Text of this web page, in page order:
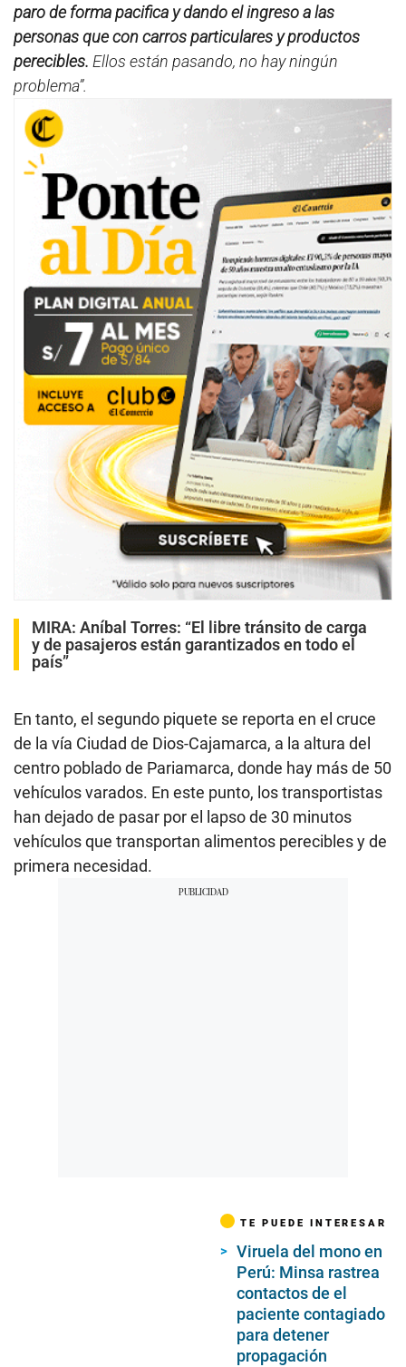
n
d
s
paro de forma pacifica y dando el ingreso a las
personas que con carros particulares y productos
perecibles. Ellos están pasando, no hay ningún
problema”.
MIRA: Aníbal Torres: “El libre tránsito de carga
y de pasajeros están garantizados en todo el
país”
En tanto, el segundo piquete se reporta en el cruce
de la vía Ciudad de Dios-Cajamarca, a la altura del
centro poblado de Pariamarca, donde hay más de 50
vehículos varados. En este punto, los transportistas
han dejado de pasar por el lapso de 30 minutos
vehículos que transportan alimentos perecibles y de
primera necesidad.
TE PUEDE INTERESAR
Viruela del mono en
Perú: Minsa rastrea
contactos de el
paciente contagiado
para detener
propagación